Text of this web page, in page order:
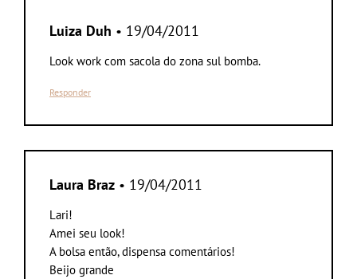
Luiza Duh • 19/04/2011
Look work com sacola do zona sul bomba.
Responder
Laura Braz • 19/04/2011
Lari!
Amei seu look!
A bolsa então, dispensa comentários!
Beijo grande